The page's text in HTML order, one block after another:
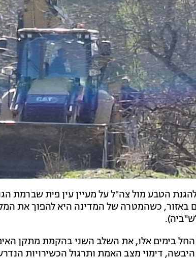
הטבע מול צה"ל על מעיין עין פית שברמת
באזור, כשהמטרה של המדינה היא להפוך את
בימים אלו, את השלב השני בהקמת מתקן
היבשה, דימוי מצב האמת ותרגול הכשירויות